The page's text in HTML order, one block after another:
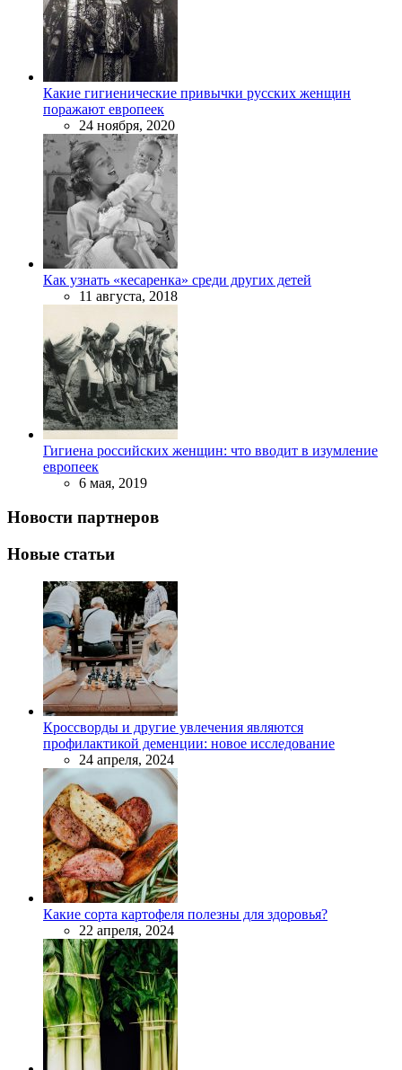
Какие гигиенические привычки русских женщин
поражают европеек
24 ноября, 2020
Как узнать «кесаренка» среди других детей
11 августа, 2018
Гигиена российских женщин: что вводит в изумление
европеек
6 мая, 2019
Новости партнеров
Новые статьи
Кроссворды и другие увлечения являются
профилактикой деменции: новое исследование
24 апреля, 2024
Какие сорта картофеля полезны для здоровья?
22 апреля, 2024